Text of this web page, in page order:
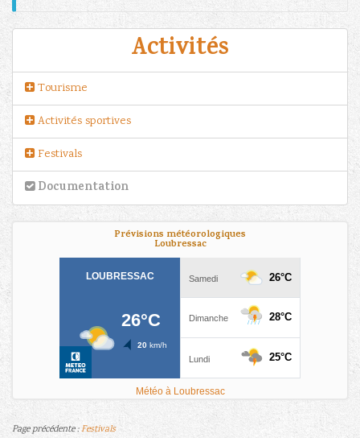
Activités
Tourisme
Activités sportives
Festivals
Documentation
Prévisions météorologiques
Loubressac
Météo à Loubressac
Page précédente :Festivals